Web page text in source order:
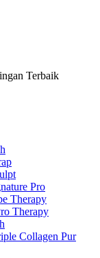
Terbaik
Pro
Therapy
Therapy
Collagen Pur